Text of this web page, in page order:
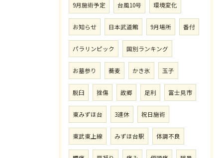
9月施術予定 台風10号 環境変化
お知らせ 日本武道館 9月場所 番付
パラリンピック 国別ランキング
お墓参り 蕎麦 かき氷 玉子
脱臼 挫傷 故郷 足利 富士見市
東みずほ台 3連休 祝日施術
東武東上線 みずほ台駅 体調不良